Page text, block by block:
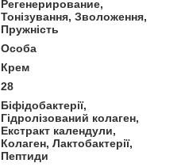
Регенерирование,
Тонізування, Зволоження,
Пружність
Особа
Крем
28
Біфідобактерії,
Гідролізований колаген,
Екстракт календули,
Колаген, Лактобактерії,
Пептиди